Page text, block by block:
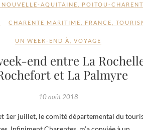
NOUVELLE-AQUITAINE POITOU-
CHARENTE MARITIME FRANCE
UN WEEK-END À ,VOYAGE
end entre La
et La Palmyre
10 août 2018
1er juillet, le comité départemental du